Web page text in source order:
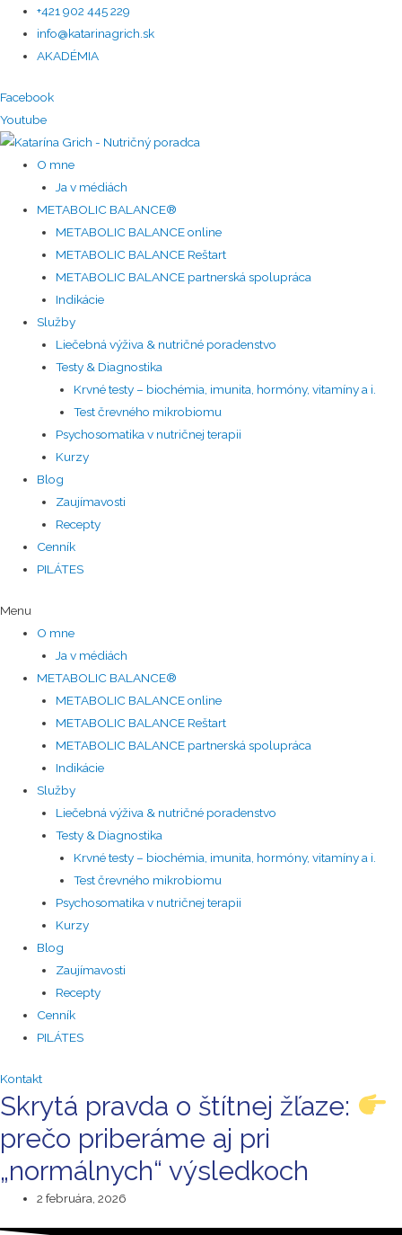
+421 902 445 229
info@katarinagrich.sk
AKADÉMIA
Facebook
Youtube
O mne
Ja v médiách
METABOLIC BALANCE®
METABOLIC BALANCE online
METABOLIC BALANCE Reštart
METABOLIC BALANCE partnerská spolupráca
Indikácie
Služby
Liečebná výživa & nutričné poradenstvo
Testy & Diagnostika
Krvné testy – biochémia, imunita, hormóny, vitamíny a i.
Test črevného mikrobiomu
Psychosomatika v nutričnej terapii
Kurzy
Blog
Zaujímavosti
Recepty
Cenník
PILÁTES
Menu
O mne
Ja v médiách
METABOLIC BALANCE®
METABOLIC BALANCE online
METABOLIC BALANCE Reštart
METABOLIC BALANCE partnerská spolupráca
Indikácie
Služby
Liečebná výživa & nutričné poradenstvo
Testy & Diagnostika
Krvné testy – biochémia, imunita, hormóny, vitamíny a i.
Test črevného mikrobiomu
Psychosomatika v nutričnej terapii
Kurzy
Blog
Zaujímavosti
Recepty
Cenník
PILÁTES
Kontakt
Skrytá pravda o štítnej žľaze:
prečo priberáme aj pri
„normálnych“ výsledkoch
2 februára, 2026